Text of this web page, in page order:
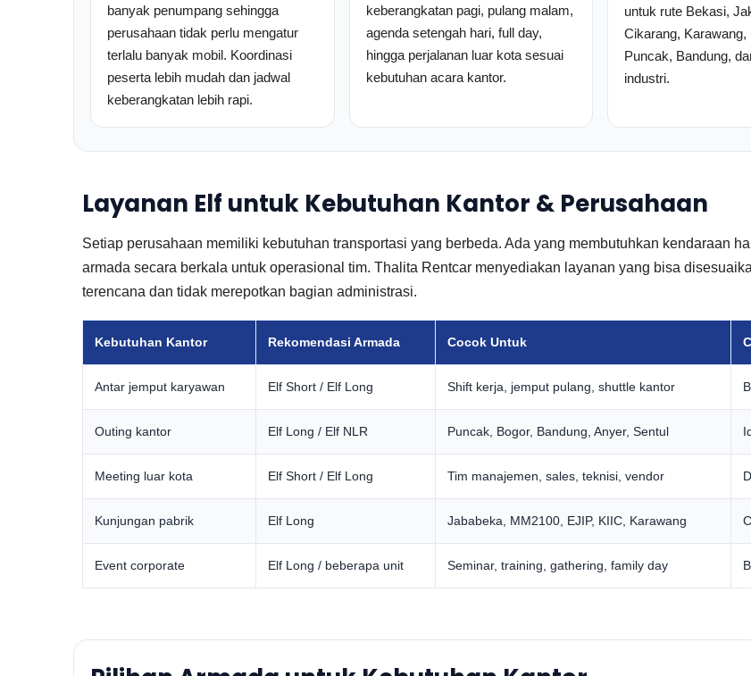
banyak penumpang sehingga
perusahaan tidak perlu mengatur
terlalu banyak mobil. Koordinasi
peserta lebih mudah dan jadwal
keberangkatan lebih rapi.
keberangkatan pagi, pulang malam,
agenda setengah hari, full day,
hingga perjalanan luar kota sesuai
kebutuhan acara kantor.
untuk rute Bekasi,
Cikarang, Karawang,
Puncak, Bandung,
industri.
Layanan Elf untuk Kebutuhan Kantor & Perusahaan
Setiap perusahaan memiliki kebutuhan transportasi yang berbeda. Ada yang membutuhkan kendaraan
armada secara berkala untuk operasional tim. Thalita Rentcar menyediakan layanan yang bisa
terencana dan tidak merepotkan bagian administrasi.
Kebutuhan Kantor Rekomendasi Armada Cocok Untuk
Antar jemput karyawan Elf Short / Elf Long Shift kerja, jemput pulang, shuttle kantor
Outing kantor Elf Long / Elf NLR Puncak, Bogor, Bandung, Anyer, Sentul
Meeting luar kota Elf Short / Elf Long Tim manajemen, sales, teknisi, vendor
Kunjungan pabrik Elf Long Jababeka, MM2100, EJIP, KIIC, Karawang
Event corporate Elf Long / beberapa unit Seminar, training, gathering, family day